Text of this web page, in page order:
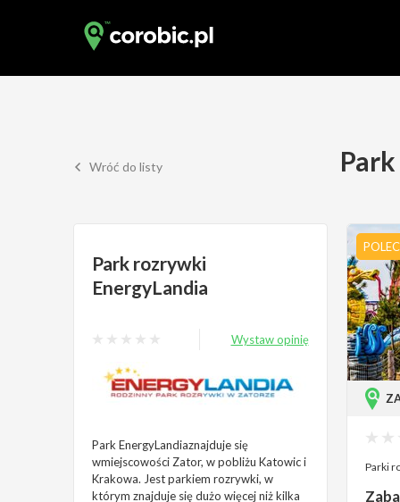
Wróć do listy
Park rozrywki
EnergyLandia
Wystaw opinię
Park EnergyLandiaznajduje się
wmiejscowości Zator, w pobliżu Katowic i
Krakowa. Jest parkiem rozrywki, w
którym znajduje się dużo więcej niż kilka
Parki